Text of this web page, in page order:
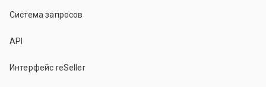
Система запросов
API
Интерфейс reSeller